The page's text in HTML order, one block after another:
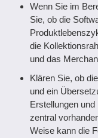
Wenn Sie im
Sie, ob die
die
und das
Klären Sie, ob
und ein
Erstellungen
zentral
Weise kann die